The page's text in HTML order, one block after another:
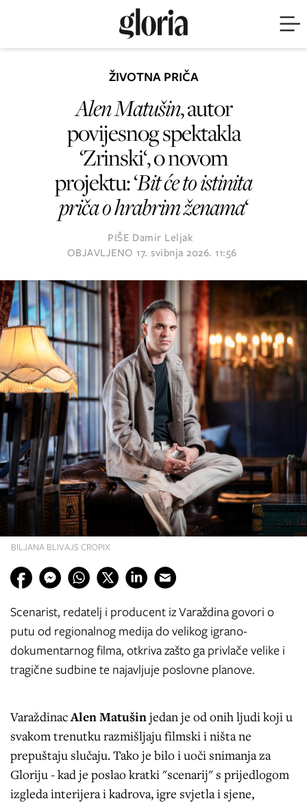
BILJANA BLIVAJS CROPIX
ŽIVOTNA PRIČA
Alen Matušin, autor
povijesnog spektakla
‘Zrinski‘, o novom
projektu: ‘Bit će to istinita
priča o hrabrim ženama‘
PIŠE Damir Leljak
OBJAVLJENO 17. svibnja 2026. 11:56
Scenarist, redatelj i producent iz Varaždina govori o
putu od regionalnog medija do velikog igrano-
dokumentarnog filma, otkriva zašto ga privlače velike i
tragične sudbine te najavljuje poslovne planove.
VaraždinacAlen Matušinjedan je od onih ljudi koji u
svakom trenutku razmišljaju filmski i ništa ne
prepuštaju slučaju. Tako je bilo i uoči snimanja za
Gloriju - kad je poslao kratki "scenarij" s prijedlogom
izgleda interijera i kadrova, igre svjetla i sjene,